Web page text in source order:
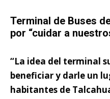
Terminal de Buses
por “cuidar a
“La idea del terminal
beneficiar y darle un
habitantes de